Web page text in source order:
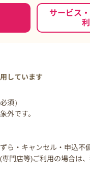
サービス
しています
須）
外です。
ら・キャンセル・申込不
門店等)ご利用の場合は、